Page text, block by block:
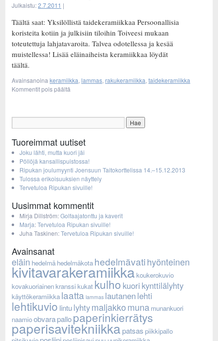
Julkaistu:2.7.2011 |
Täältä saat: Yksilöllistä taidekeramiikkaa Persoonallisia
koristeita kotiin ja julkisiin tiloihin Toiveesi mukaan
toteutettuja lahjatavaroita. Talvea odotellessa ja kesää
muistellessa! Lisää eläinaiheista keramiikkaa löydät
täältä.
Avainsanoina keramiikka, lammas, rakukeramiikka, taidekeramiikka
Kommentit pois päältä
Tuoreimmat uutiset
Joku lähti, mutta kuori jäi
Pöllöjä kansallispuistossa!
Ripukan joulumyynti Joensuun Taitokorttelissa 14.–15.12.2013
Tulossa erikoisuuksien näyttely
Tervetuloa Ripukan sivuille!
Uusimmat kommentit
Mirja Dillström:Golfaajatonttu ja kaverit
Marja:Tervetuloa Ripukan sivuille!
Juha Taskinen:Tervetuloa Ripukan sivuille!
Avainsanat
eläin hedelmä hedelmäkota hedelmävatihyönteinen
kivitavarakeramiikkakoukerokuvio
kovakuoriainenkranssi kukat kulho kuori kynttilälyhty
käyttökeramiikka laatta lammas lautanen lehti
lehtikuvio lintulyhtymaljakkomuna munankuori
naamioobvarapallopaperinkierrätys
paperisavitekniikkapatsas piikkipallo